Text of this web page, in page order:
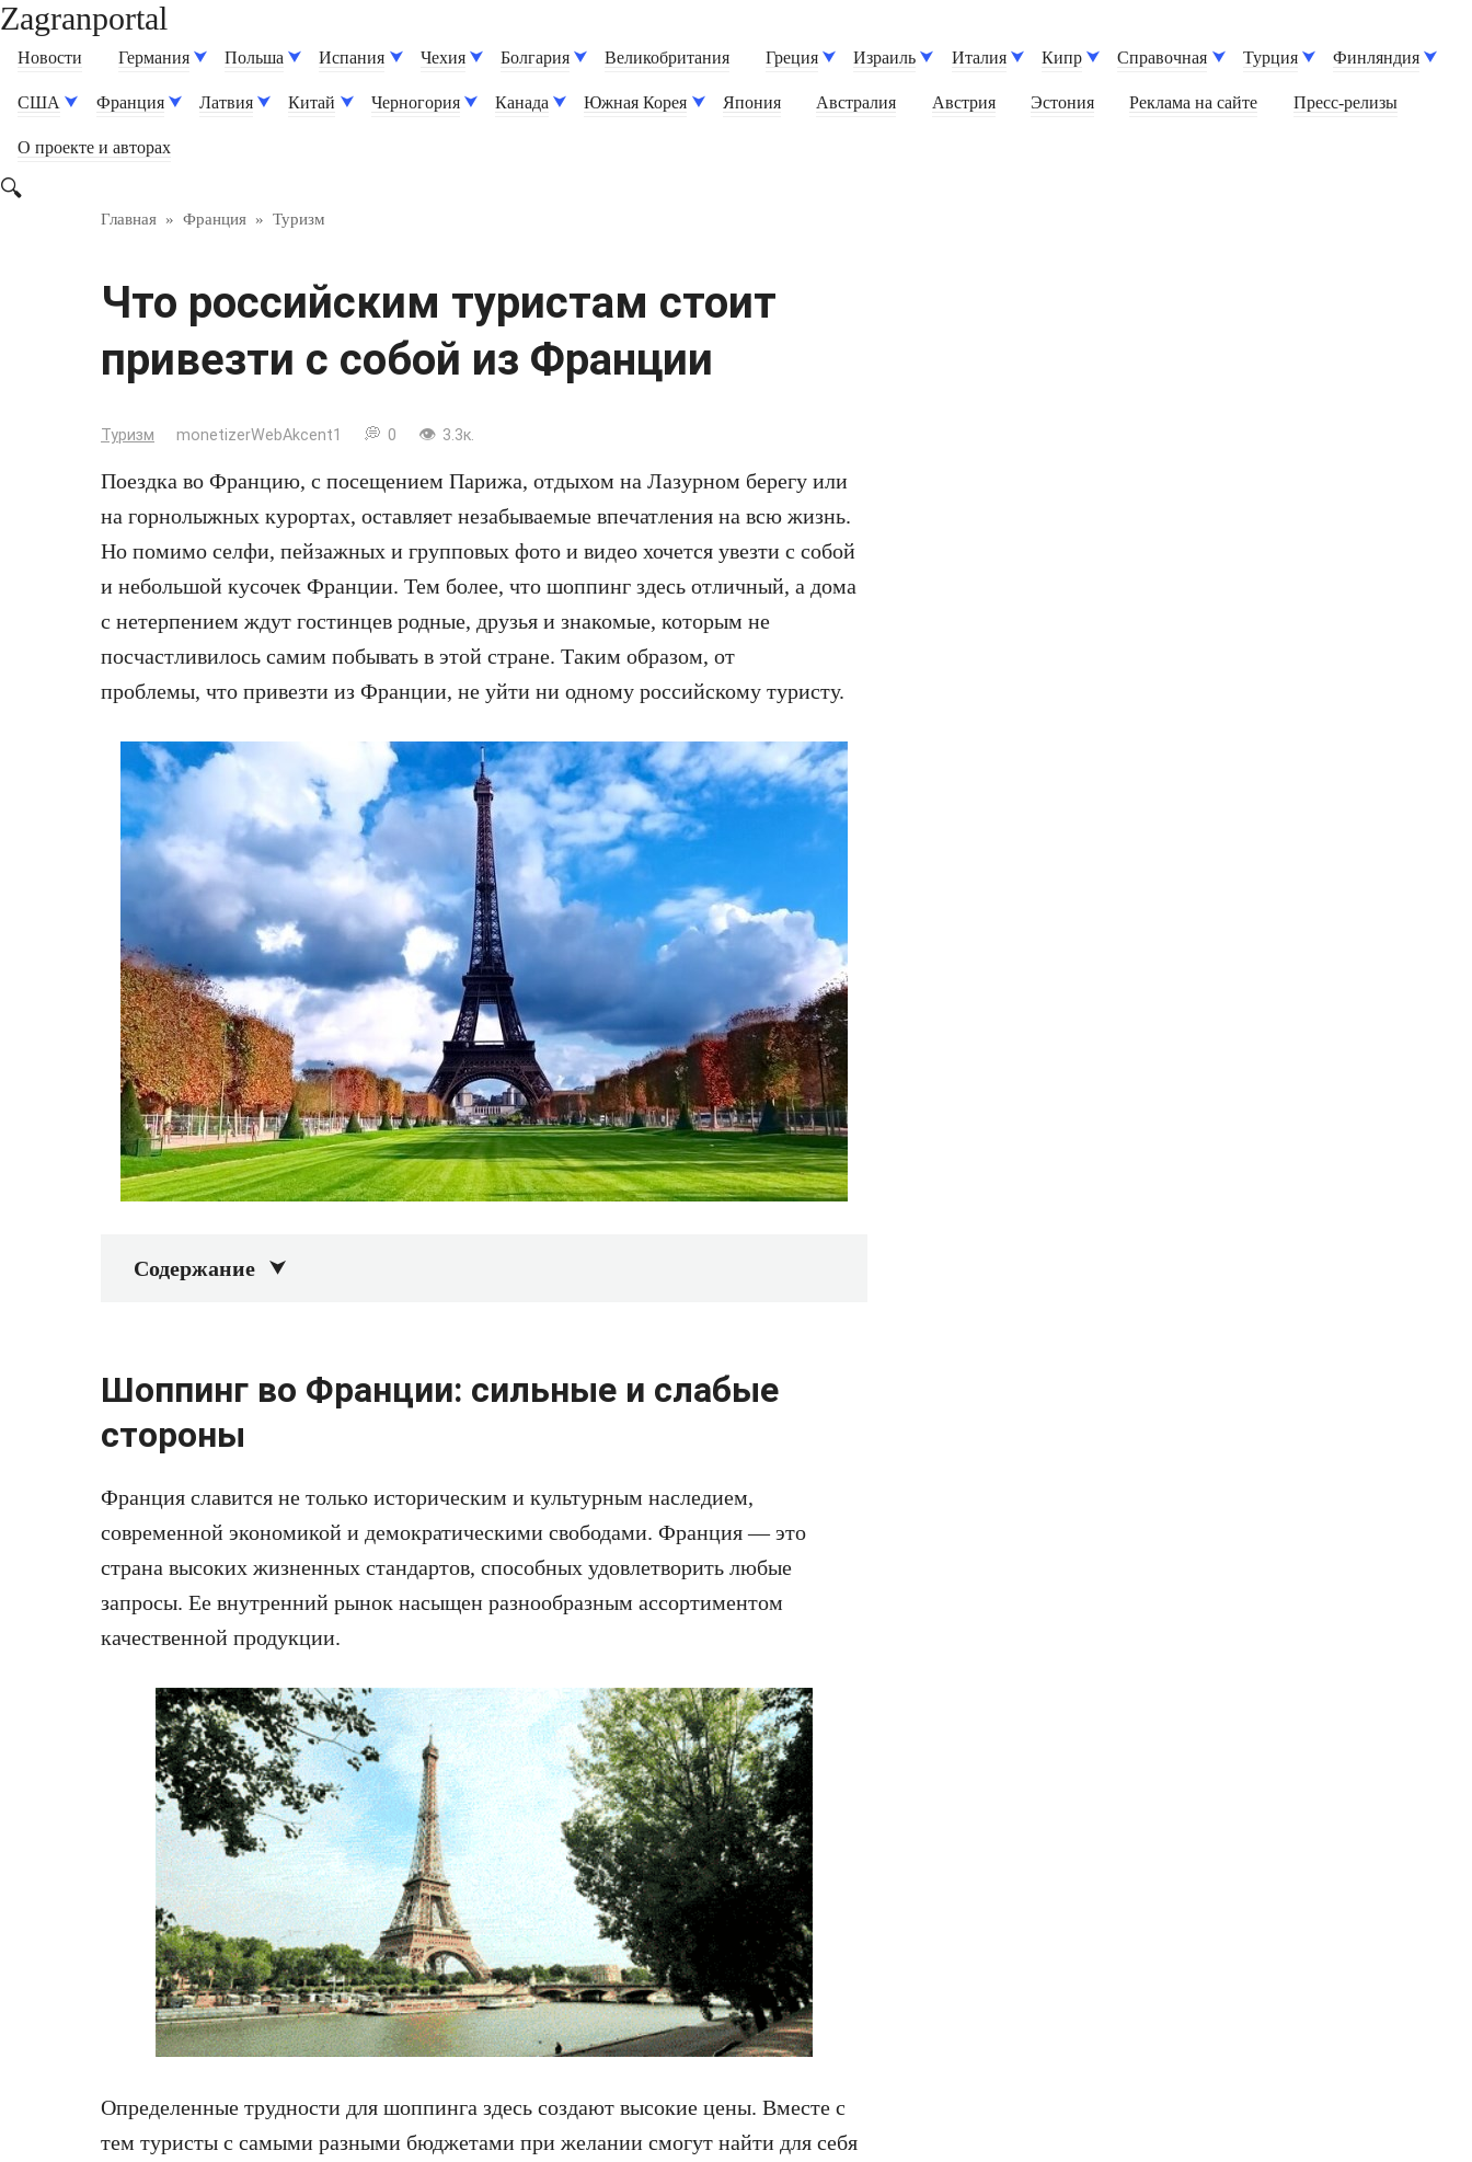
Перейти
Zagranportal
Новости Германия Польша Испания Чехия Болгария Великобритания Греция Израиль Италия Кипр Справочная Турция Финляндия
США Франция Латвия Китай Черногория Канада Южная Корея Япония Австралия Австрия Эстония Реклама на сайте Пресс-релизы
О проекте и авторах
Главная » Франция » Туризм
Что российским туристам стоит
привезти с собой из Франции
Туризм monetizerWebAkcent1 0 3.3к.
Поездка во Францию, с посещением Парижа, отдыхом на Лазурном берегу или
на горнолыжных курортах, оставляет незабываемые впечатления на всю жизнь.
Но помимо селфи, пейзажных и групповых фото и видео хочется увезти с собой
и небольшой кусочек Франции. Тем более, что шоппинг здесь отличный, а дома
с нетерпением ждут гостинцев родные, друзья и знакомые, которым не
посчастливилось самим побывать в этой стране. Таким образом, от
проблемы, что привезти из Франции, не уйти ни одному российскому туристу.
Содержание
Шоппинг во Франции: сильные и слабые
стороны
Франция славится не только историческим и культурным наследием,
современной экономикой и демократическими свободами. Франция — это
страна высоких жизненных стандартов, способных удовлетворить любые
запросы. Ее внутренний рынок насыщен разнообразным ассортиментом
качественной продукции.
Определенные трудности для шоппинга здесь создают высокие цены. Вместе с
тем туристы с самыми разными бюджетами при желании смогут найти для себя